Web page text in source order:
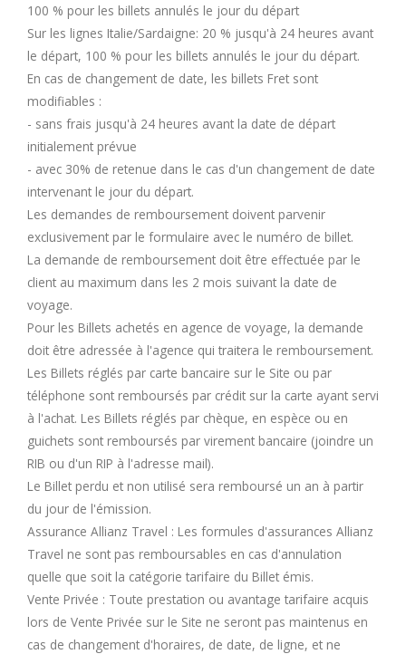
100 % pour les billets annulés le jour du départ
Sur les lignes Italie/Sardaigne: 20 % jusqu'à 24 heures avant
le départ, 100 % pour les billets annulés le jour du départ.
En cas de changement de date, les billets Fret sont
modifiables :
- sans frais jusqu'à 24 heures avant la date de départ
initialement prévue
- avec 30% de retenue dans le cas d'un changement de date
intervenant le jour du départ.
Les demandes de remboursement doivent parvenir
exclusivement par le formulaire avec le numéro de billet.
La demande de remboursement doit être effectuée par le
client au maximum dans les 2 mois suivant la date de
voyage.
Pour les Billets achetés en agence de voyage, la demande
doit être adressée à l'agence qui traitera le remboursement.
Les Billets réglés par carte bancaire sur le Site ou par
téléphone sont remboursés par crédit sur la carte ayant servi
à l'achat. Les Billets réglés par chèque, en espèce ou en
guichets sont remboursés par virement bancaire (joindre un
RIB ou d'un RIP à l'adresse mail).
Le Billet perdu et non utilisé sera remboursé un an à partir
du jour de l'émission.
Assurance Allianz Travel : Les formules d'assurances Allianz
Travel ne sont pas remboursables en cas d'annulation
quelle que soit la catégorie tarifaire du Billet émis.
Vente Privée : Toute prestation ou avantage tarifaire acquis
lors de Vente Privée sur le Site ne seront pas maintenus en
cas de changement d'horaires, de date, de ligne, et ne